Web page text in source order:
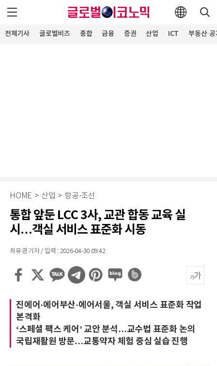
전체기사 글로벌비즈 종합 금융 증권 산업 ICT 부동산·
HOME > 산업 > 항공·조선
통합 앞둔 LCC 3사, 교관 합동 교육 실
시…객실 서비스 표준화 시동
최유경 기자 / 입력 : 2026-04-30 09:42
진에어·에어부산·에어서울, 객실 서비스 표준화 작업
본격화
‘스페셜 팩스 케어’ 교안 분석…교수법 표준화 논의
국립재활원 방문…교통약자 체험 중심 실습 진행